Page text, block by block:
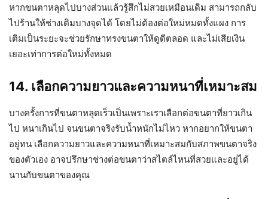
หากขนตาหลุดไปบางส่วนแล้วรู้สึกไม่สวยเหมือนเดิม สามารถกลับ
ไปร้านให้ช่างเติมบางจุดได้ โดยไม่ต้องต่อใหม่หมดทั้งแผง การ
เติมเป็นระยะจะช่วยรักษาทรงขนตาให้ดูดีตลอด และไม่เสียเงิน
เยอะเท่าการต่อใหม่ทั้งหมด
14. เลือกความยาวและความหนาที่เหมาะสม
บางครั้งการที่ขนตาหลุดเร็วเป็นเพราะเราเลือกต่อขนตาที่ยาวเกิน
ไป หนาเกินไป จนขนตาจริงรับน้ำหนักไม่ไหว หากอยากให้ขนตา
อยู่ทน เลือกความยาวและความหนาที่เหมาะสมกับสภาพขนตาจริง
ของตัวเอง อาจปรึกษาช่างต่อขนตาว่าสไตล์ไหนที่สวยและอยู่ได้
นานกับขนตาของคุณ